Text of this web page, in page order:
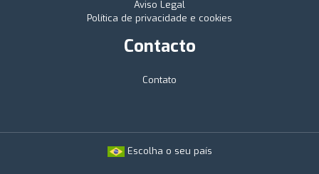
Aviso Legal
Política de privacidade e cookies
Contacto
Contato
Escolha o seu país